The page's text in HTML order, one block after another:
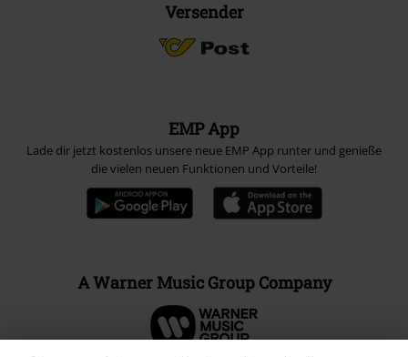
Versender
EMP App
Lade dir jetzt kostenlos unsere neue EMP App runter und genieße
die vielen neuen Funktionen und Vorteile!
A Warner Music Group Company